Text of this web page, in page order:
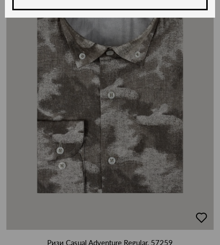
в
Ризи Casual Adventure Regular, 57259